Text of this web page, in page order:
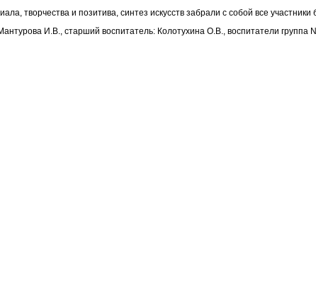
творчества и позитива, синтез искусств забрали с собой все
И.В., старший воспитатель: Колотухина О.В., воспитатели